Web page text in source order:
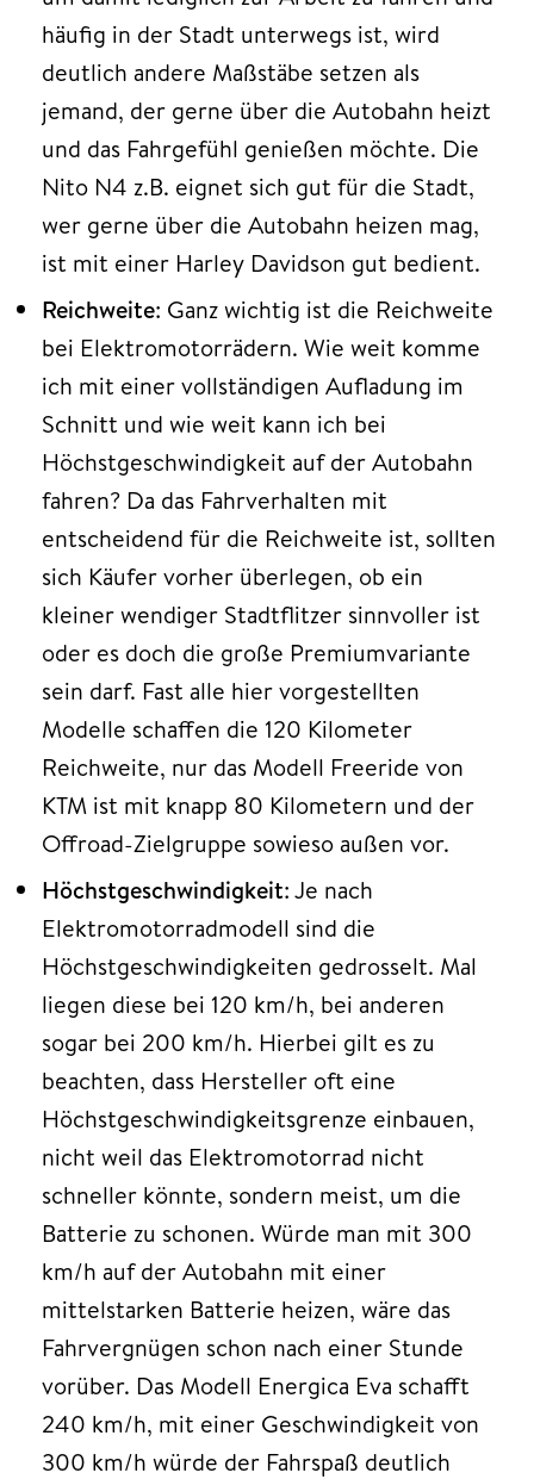
häufig in der Stadt unterwegs ist, wird
deutlich andere Maßstäbe setzen als
jemand, der gerne über die Autobahn heizt
und das Fahrgefühl genießen möchte. Die
Nito N4 z.B. eignet sich gut für die Stadt,
wer gerne über die Autobahn heizen mag,
ist mit einer Harley Davidson gut bedient.
Reichweite: Ganz wichtig ist die Reichweite
bei Elektromotorrädern. Wie weit komme
ich mit einer vollständigen Aufladung im
Schnitt und wie weit kann ich bei
Höchstgeschwindigkeit auf der Autobahn
fahren? Da das Fahrverhalten mit
entscheidend für die Reichweite ist, sollten
sich Käufer vorher überlegen, ob ein
kleiner wendiger Stadtflitzer sinnvoller ist
oder es doch die große Premiumvariante
sein darf. Fast alle hier vorgestellten
Modelle schaffen die 120 Kilometer
Reichweite, nur das Modell Freeride von
KTM ist mit knapp 80 Kilometern und der
Offroad-Zielgruppe sowieso außen vor.
Höchstgeschwindigkeit: Je nach
Elektromotorradmodell sind die
Höchstgeschwindigkeiten gedrosselt. Mal
liegen diese bei 120 km/h, bei anderen
sogar bei 200 km/h. Hierbei gilt es zu
beachten, dass Hersteller oft eine
Höchstgeschwindigkeitsgrenze einbauen,
nicht weil das Elektromotorrad nicht
schneller könnte, sondern meist, um die
Batterie zu schonen. Würde man mit 300
km/h auf der Autobahn mit einer
mittelstarken Batterie heizen, wäre das
Fahrvergnügen schon nach einer Stunde
vorüber. Das Modell Energica Eva schafft
240 km/h, mit einer Geschwindigkeit von
300 km/h würde der Fahrspaß deutlich